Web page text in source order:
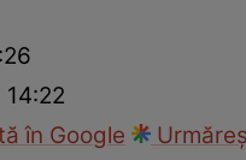
în Google